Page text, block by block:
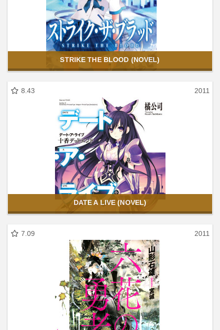
STRIKE THE BLOOD (NOVEL)
8.43 2011
DATE A LIVE (NOVEL)
7.09 2011